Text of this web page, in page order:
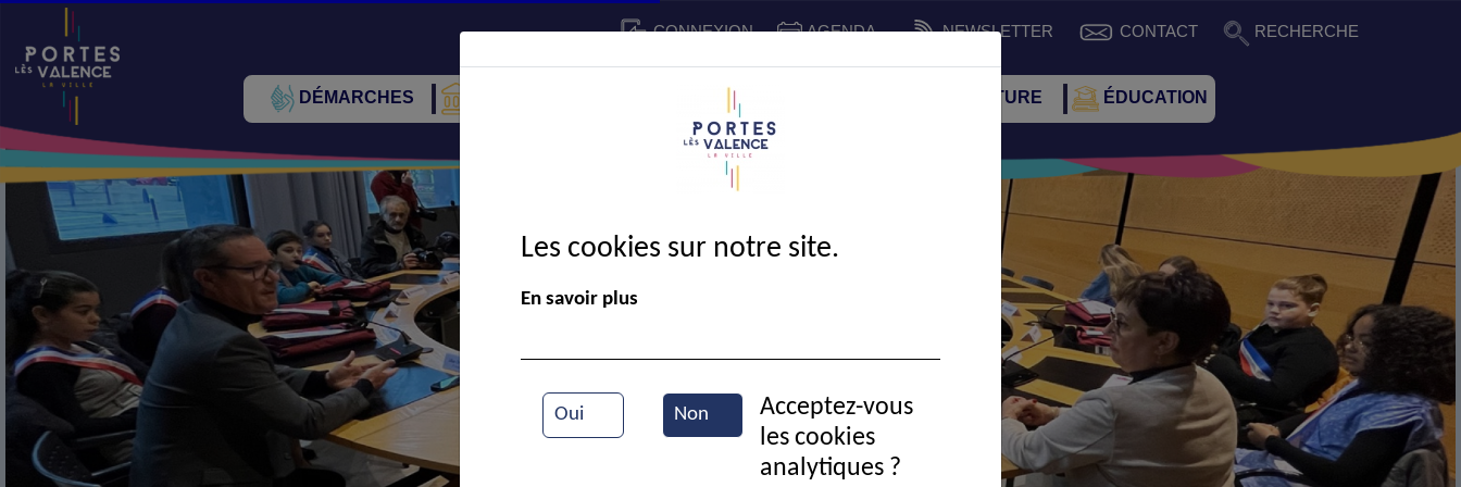
CONNEXION AGENDA NEWSLETTER CONTACT RECHERCHE
DÉMARCHES CADRE DE VIE SPORT ET CULTURE ÉDUCATION
Election du CMJ
Les cookies sur notre site.
En savoir plus
Oui Non
Acceptez-vous
les cookies
analytiques ?